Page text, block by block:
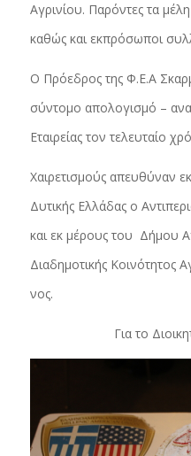
Αγρινίου. Παρόντες τα
καθώς και εκπρόσωποι
Ο Πρόεδρος της Φ.Ε.Α
σύντομο απολογισμό –
Εταιρείας τον τελευταίο
Χαιρετισμούς απευθύναν
Δυτικής Ελλάδας ο
και εκ μέρους του Δήμου
Διαδημοτικής
νος.
Για το